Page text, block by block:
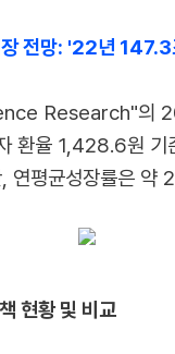
장 전망: '22년
Research"의
환율 1,428.6원 기
연평균성장률은 약
현황 및 비교